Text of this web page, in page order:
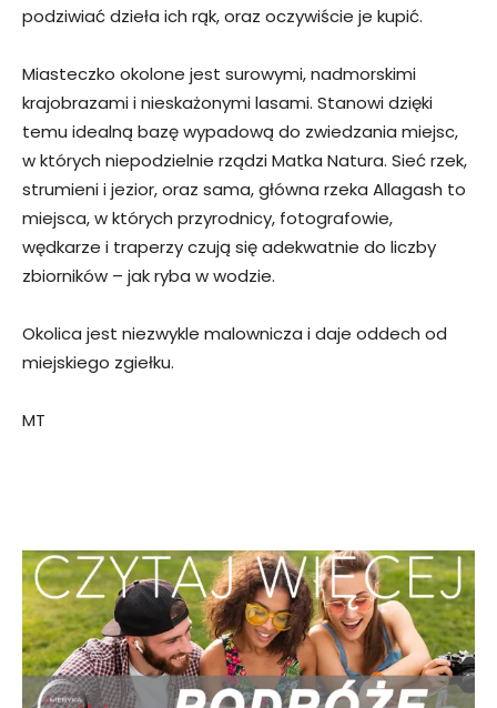
podziwiać dzieła ich rąk, oraz oczywiście je kupić.
Miasteczko okolone jest surowymi, nadmorskimi
krajobrazami i nieskażonymi lasami. Stanowi dzięki
temu idealną bazę wypadową do zwiedzania miejsc,
w których niepodzielnie rządzi Matka Natura. Sieć rzek,
strumieni i jezior, oraz sama, główna rzeka Allagash to
miejsca, w których przyrodnicy, fotografowie,
wędkarze i traperzy czują się adekwatnie do liczby
zbiorników – jak ryba w wodzie.
Okolica jest niezwykle malownicza i daje oddech od
miejskiego zgiełku.
MT